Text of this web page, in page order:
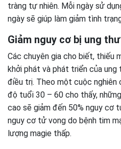
tràng tự nhiên. Mỗi ngày sử
ngày sẽ giúp làm giảm tình
Giảm nguy cơ bị ung thư
Các chuyên gia cho biết, thiếu
khởi phát và phát triển của
điều trị. Theo một cuộc nghiên
độ tuổi 30 – 60 cho thấy,
cao sẽ giảm đến 50% nguy cơ
nguy cơ tử vong do bệnh tim
lượng magie thấp.